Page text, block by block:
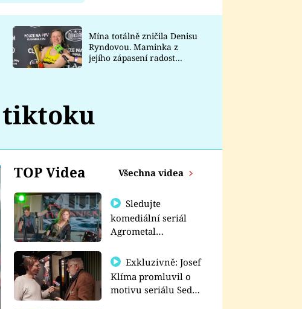
Prima Lajk
Sledujte nás
Mína totálně zničila Denisu
Ryndovou. Maminka z
jejího zápasení radost
tiktoku
TOP Videa Všechna videa
Sledujte
komediální seriál
Agrometal
prima+
Exkluzivně: Josef
Klíma promluvil o
motivu seriálu Sedm